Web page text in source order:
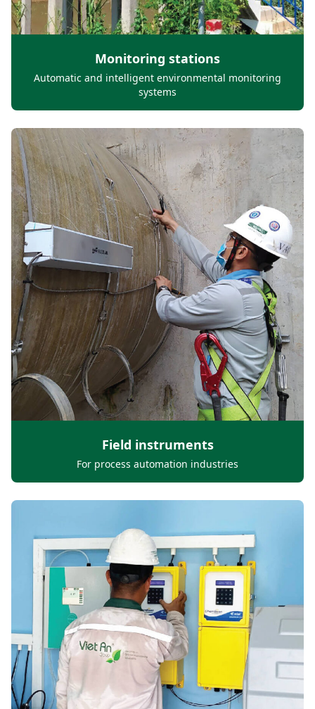
Monitoring stations
Automatic and intelligent environmental monitoring
systems
Field instruments
For process automation industries